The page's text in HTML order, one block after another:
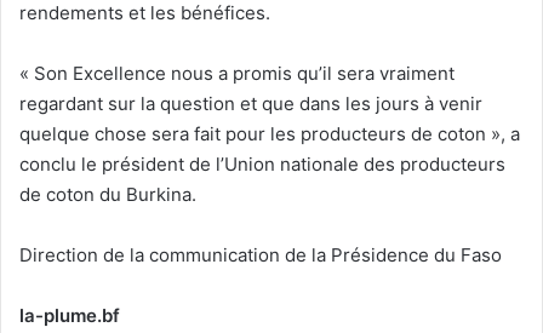
rendements et les bénéfices.
« Son Excellence nous a promis qu’il sera vraiment
regardant sur la question et que dans les jours à venir
quelque chose sera fait pour les producteurs de coton », a
conclu le président de l’Union nationale des producteurs
de coton du Burkina.
Direction de la communication de la Présidence du Faso
la-plume.bf